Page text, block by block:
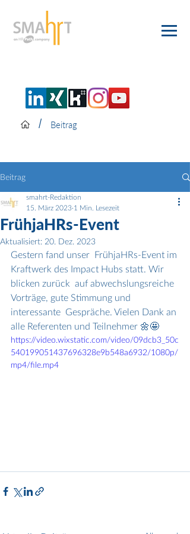
/ Beitrag
Beitrag
FrühjaHRs-Event
smahrt-Redaktion
15. März 2023 1 Min. Lesezeit
Aktualisiert: 20. Dez. 2023
Gestern fand unser  FrühjaHRs-Event im
Kraftwerk des Impact Hubs statt. Wir
blicken zurück  auf abwechslungsreiche
Vorträge, gute Stimmung und
interessante  Gespräche. Vielen Dank an
alle Referenten und Teilnehmer 🌼🤩
https://video.wixstatic.com/video/09dcb3_50c
540199051437696328e9b548a6932/1080p/
mp4/file.mp4